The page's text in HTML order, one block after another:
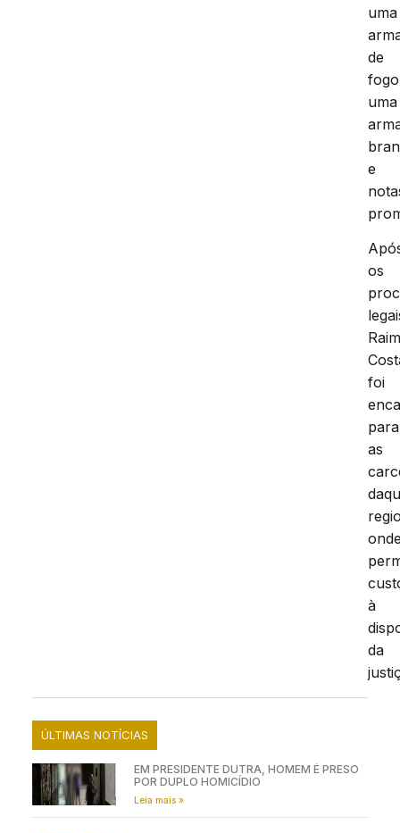
uma
de
uma
e
os
foi
para
as
à
da
ÚLTIMAS NOTÍCIAS
EM PRESIDENTE DUTRA, HOMEM É PRESO
POR DUPLO HOMICÍDIO
Leia mais »